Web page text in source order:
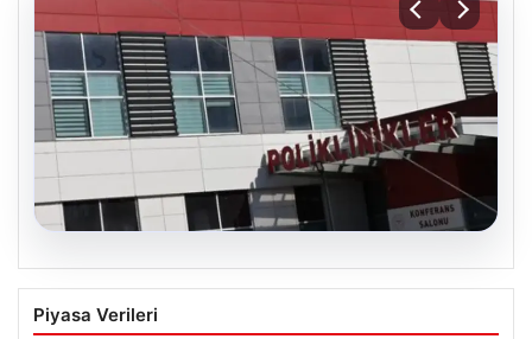
05.08.2026
Osmaniye’de fabrikada yangın: 2 işçi
hayatını kaybetti
Piyasa Verileri